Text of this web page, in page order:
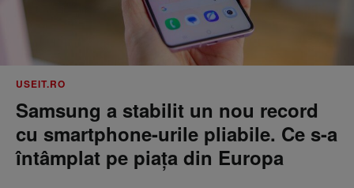
USEIT.RO
Samsung a stabilit un nou record
cu smartphone-urile pliabile. Ce s-a
întâmplat pe piața din Europa